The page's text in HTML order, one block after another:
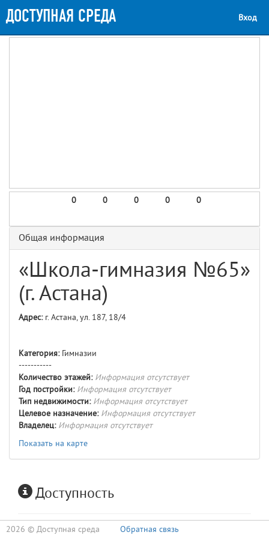
ДОСТУПНАЯ СРЕДА Вход
0 0 0 0 0
Общая информация
«Школа-гимназия №65»
(г. Астана)
Адрес:г. Астана, ул. 187, 18/4
Категория:Гимназии
-----------
Количество этажей: Информация отсутствует
Год постройки: Информация отсутствует
Тип недвижимости: Информация отсутствует
Целевое назначение: Информация отсутствует
Владелец: Информация отсутствует
Показать на карте
Доступность
2026 © Доступная среда Обратная связь